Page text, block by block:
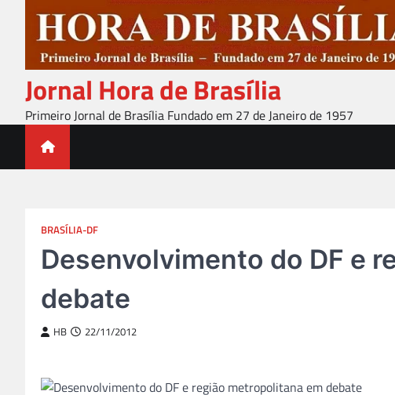
content
Jornal Hora de Brasília
Primeiro Jornal de Brasília Fundado em 27 de Janeiro de 1957
BRASÍLIA-DF
Desenvolvimento do DF e
debate
HB 22/11/2012